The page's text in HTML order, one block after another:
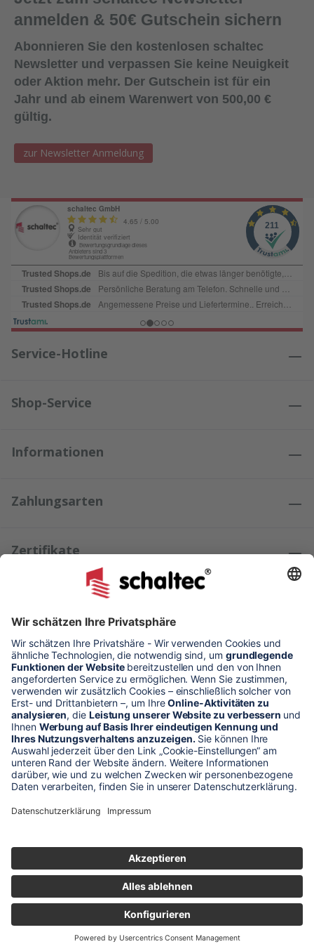
Dichtmittel gelangt (um die Haftwirkung nicht zu
beeinträchtigen).Lagerung:18 Monate bei ungeöffneter
Verpackung an einem kühlen und trockenen Lagerort bei
Temperaturen zwischen +5°C und +25
°C. Lieferform:600ml Folienbeutel, 12
Beutel/KartonFarbe:SchwarzAbgabe:Nur in Verbindung mit
Bestellung von Ersatzplatten in passender Menge!
anmelden & 50€ Gutschein sichern
Abonnieren Sie den kostenlosen schaltec
Newsletter und verpassen Sie keine Neuigkeit
oder Aktion mehr. Der Gutschein ist für ein
Jahr und ab einem Warenwert von 500,00 €
gültig.
zur Newsletter Anmeldung
Service-Hotline
Shop-Service
Informationen
Zahlungsarten
Zertifikate
Kundenmeinungen
* Alle Preise verstehen sich zzgl. Mehrwertsteuer und Versandkosten
Unser Shop-Angebot richtet sich nur an gewerbliche
** LP = Listenneupreis (netto) des Herstellers
Mitarbeitern bearbeitet. Sie erhalten in jedem Fall ein Angebot bzw.
eine Auftragsbestätigung.
Produktabbildungen von Gebrauchtartikeln entsprechen nicht immer
der vorrätigen Ware - sie können ähnliche Produkte zeigen.
© 2026 schaltec GmbH |Impressum